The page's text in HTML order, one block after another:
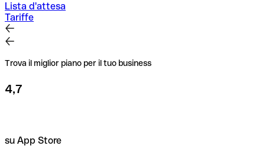
Lista d'attesa
Tariffe
Trova il miglior piano per il tuo business
4,7
su App Store